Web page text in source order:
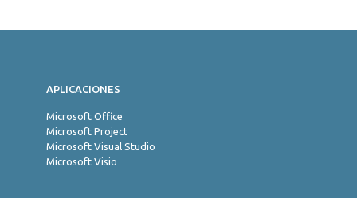
APLICACIONES
Microsoft Office
Microsoft Project
Microsoft Visual Studio
Microsoft Visio